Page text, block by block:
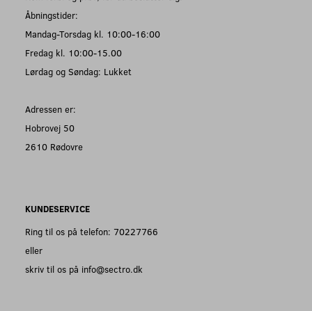
Åbningstider:
Mandag-Torsdag kl. 10:00-16:00
Fredag kl. 10:00-15.00
Lørdag og Søndag: Lukket
Adressen er:
Hobrovej 50
2610 Rødovre
KUNDESERVICE
Ring til os på telefon: 70227766
eller
skriv til os på info@sectro.dk